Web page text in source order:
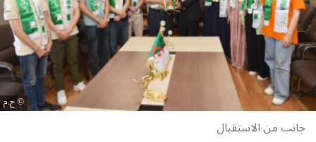
ح.م
جانب من الاستقبال